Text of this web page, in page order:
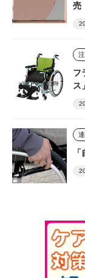
売
フ
ス」